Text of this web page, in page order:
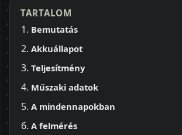
TARTALOM
Bemutatás
Akkuállapot
Teljesítmény
Műszaki adatok
A mindennapokban
A felmérés